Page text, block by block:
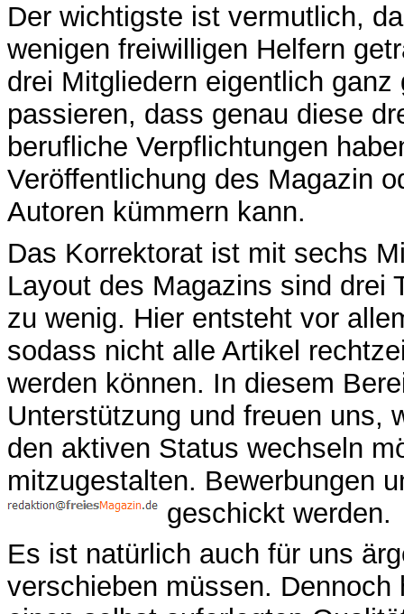
Der wichtigste ist vermutlich,
wenigen freiwilligen Helfern
drei Mitgliedern eigentlich
passieren, dass genau diese
berufliche Verpflichtungen
Veröffentlichung des Magazin
Autoren kümmern kann.
Das Korrektorat ist mit sechs
Layout des Magazins sind drei
zu wenig. Hier entsteht vor
sodass nicht alle Artikel
werden können. In diesem
Unterstützung und freuen uns,
den aktiven Status wechseln
mitzugestalten. Bewerbungen
geschickt werden.
Es ist natürlich auch für uns
verschieben müssen.